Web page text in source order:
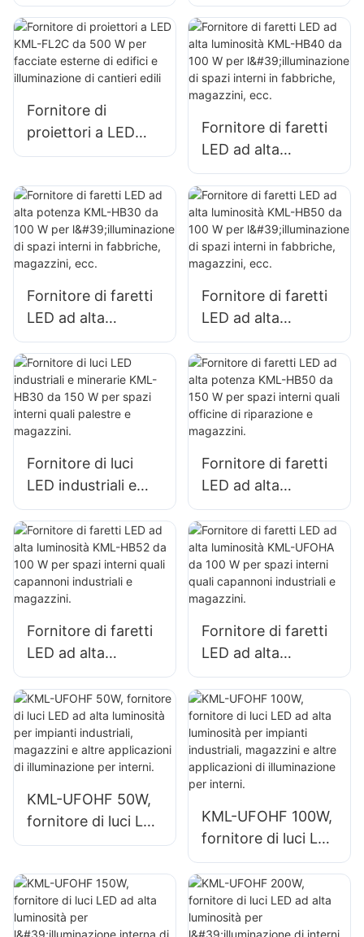
illuminazione di
parcheggi e
magazzini esterni
KML-FL2C
240 W per
illuminazione di
parcheggi e
magazzini esterni
Fornitore di
proiettori a LED
KML-FL2C da 500
esterne di edifici e
illuminazione di
cantieri edili
Fornitore di faretti
LED ad alta
luminosità KML-
HB40 da 100 W per
l'illuminazione di
spazi interni in
fabbriche,
Fornitore di faretti
LED ad alta
potenza KML-HB30
da 100 W per
l'illuminazione di
spazi interni in
fabbriche,
Fornitore di faretti
LED ad alta
luminosità KML-
HB50 da 100 W per
l'illuminazione di
spazi interni in
fabbriche,
Fornitore di luci
LED industriali e
minerarie KML-
HB30 da 150 W per
spazi interni quali
palestre e
magazzini.
Fornitore di faretti
LED ad alta
potenza KML-HB50
da 150 W per spazi
interni quali officine
di riparazione e
magazzini.
Fornitore di faretti
LED ad alta
luminosità KML-
HB52 da 100 W per
spazi interni quali
capannoni
industriali e
Fornitore di faretti
LED ad alta
luminosità KML-
UFOHA da 100 W
per spazi interni
quali capannoni
industriali e
magazzini.
KML-UFOHF 50W,
fornitore di luci LED
ad alta luminosità
industriali,
magazzini e altre
applicazioni di
KML-UFOHF 100W,
fornitore di luci LED
ad alta luminosità
per impianti
industriali,
magazzini e altre